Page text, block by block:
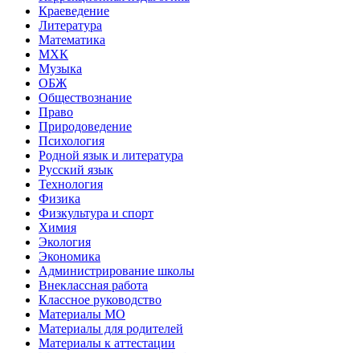
Краеведение
Литература
Математика
МХК
Музыка
ОБЖ
Обществознание
Право
Природоведение
Психология
Родной язык и литература
Русский язык
Технология
Физика
Физкультура и спорт
Химия
Экология
Экономика
Администрирование школы
Внеклассная работа
Классное руководство
Материалы МО
Материалы для родителей
Материалы к аттестации